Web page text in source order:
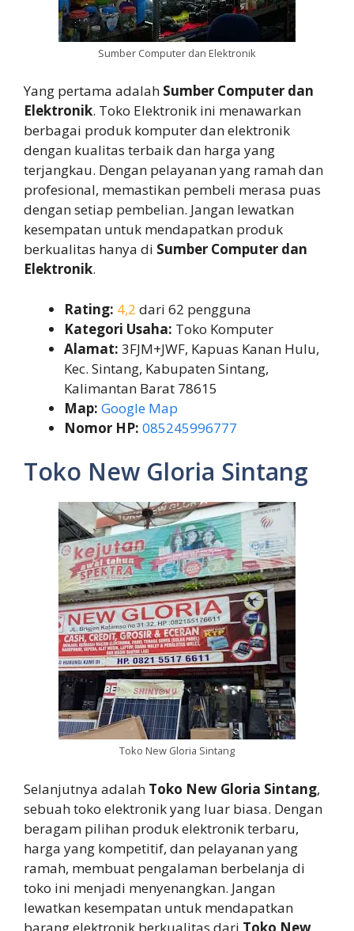
Sumber Computer dan Elektronik
Yang pertama adalah Sumber Computer dan
Elektronik. Toko Elektronik ini menawarkan
berbagai produk komputer dan elektronik
dengan kualitas terbaik dan harga yang
terjangkau. Dengan pelayanan yang ramah dan
profesional, memastikan pembeli merasa puas
dengan setiap pembelian. Jangan lewatkan
kesempatan untuk mendapatkan produk
berkualitas hanya di Sumber Computer dan
Elektronik.
Rating: 4,2 dari 62 pengguna
Kategori Usaha: Toko Komputer
Alamat: 3FJM+JWF, Kapuas Kanan Hulu,
Kec. Sintang, Kabupaten Sintang,
Kalimantan Barat 78615
Map: Google Map
Nomor HP: 085245996777
Toko New Gloria Sintang
Toko New Gloria Sintang
Selanjutnya adalah Toko New Gloria Sintang,
sebuah toko elektronik yang luar biasa. Dengan
beragam pilihan produk elektronik terbaru,
harga yang kompetitif, dan pelayanan yang
ramah, membuat pengalaman berbelanja di
toko ini menjadi menyenangkan. Jangan
lewatkan kesempatan untuk mendapatkan
barang elektronik berkualitas dari Toko New